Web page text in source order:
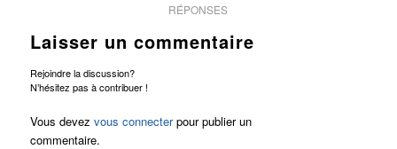
RÉPONSES
Laisser un commentaire
Rejoindre la discussion?
N’hésitez pas à contribuer !
Vous devez vous connecterpour publier un
commentaire.